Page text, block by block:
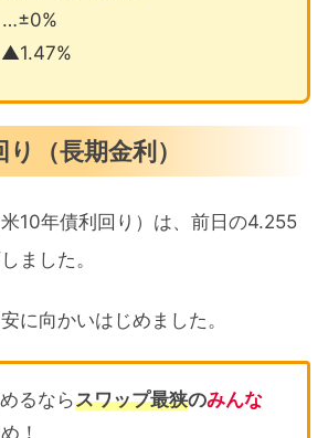
…±0%
（長期金利）
10年債利回り）は、前日の4.255
ました。
に向かいはじめました。
るならスワップ最狭のみんな
！